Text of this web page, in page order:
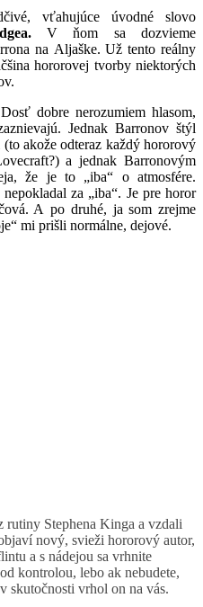
vťahujúce úvodné slovo
V ňom sa dozvieme
na Aljaške. Už tento reálny
hororovej tvorby niektorých
dobre nerozumiem hlasom,
Jednak Barronov štýl
akože odteraz každý hororový
a jednak Barronovým
že je to „iba“ o atmosfére.
za „iba“. Je pre horor
A po druhé, ja som zrejme
mi prišli normálne, dejové.
rutiny Stephena Kinga a vzdali
nový, svieži hororový autor,
a s nádejou sa vrhnite
kontrolou, lebo ak nebudete,
skutočnosti vrhol on na vás.